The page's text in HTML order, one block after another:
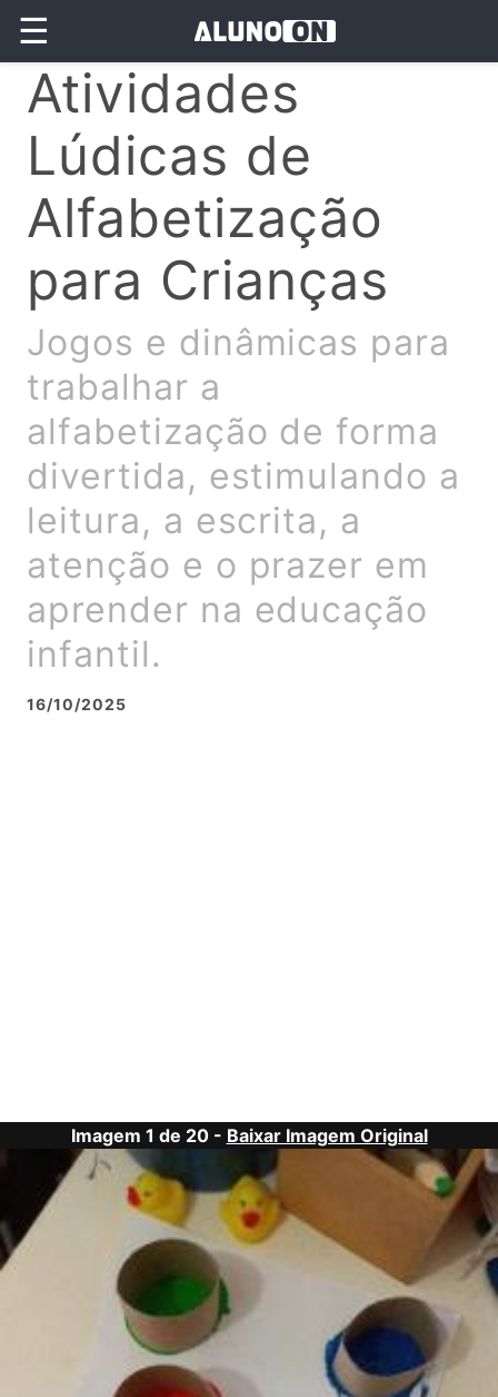
☰
Atividades
Lúdicas de
Alfabetização
para Crianças
Jogos e dinâmicas para
trabalhar a
alfabetização de forma
divertida, estimulando a
leitura, a escrita, a
atenção e o prazer em
aprender na educação
infantil.
16/10/2025
Imagem 1 de 20 - Baixar Imagem Original